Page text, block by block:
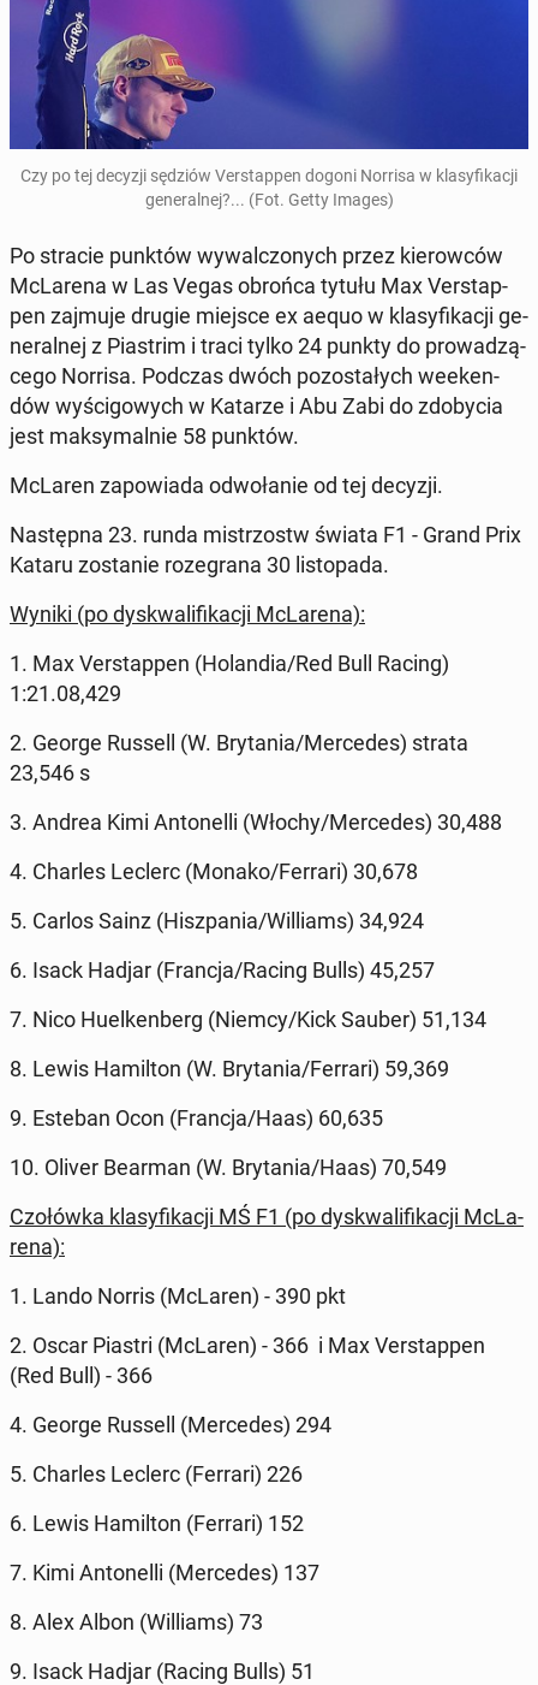
Czy po tej decyzji sędziów Ver­stap­pen dogoni Norrisa w kla­sy­fi­ka­cji
ge­ne­ral­nej?... (Fot. Getty Images)
Po stracie punktów wy­wal­czo­nych przez kie­row­ców
McLa­re­na w Las Vegas obrońca tytułu Max Ver­stap­
pen zajmuje drugie miejsce ex aequo w kla­sy­fi­ka­cji ge­
ne­ral­nej z Pia­strim i traci tylko 24 punkty do pro­wa­dzą­
ce­go Norrisa. Podczas dwóch po­zo­sta­łych week­en­
dów wy­ści­go­wych w Katarze i Abu Zabi do zdo­by­cia
jest mak­sy­mal­nie 58 punktów.
McLaren za­po­wia­da od­wo­ła­nie od tej decyzji.
Na­stęp­na 23. runda mi­strzostw świata F1 - Grand Prix
Kataru zo­sta­nie ro­ze­gra­na 30 li­sto­pa­da.
Wyniki (po dys­kwa­li­fi­ka­cji McLa­re­na):
1. Max Ver­stap­pen (Ho­lan­dia/Red Bull Racing)
1:21.08,429
2. George Russell (W. Bry­ta­nia/Mer­ce­des) strata
23,546 s
3. Andrea Kimi An­to­nel­li (Włochy/Mer­ce­des) 30,488
4. Charles Leclerc (Monako/Ferrari) 30,678
5. Carlos Sainz (Hisz­pa­nia/Wil­liams) 34,924
6. Isack Hadjar (Francja/Racing Bulls) 45,257
7. Nico Hu­el­ken­berg (Niemcy/Kick Sauber) 51,134
8. Lewis Ha­mil­ton (W. Bry­ta­nia/Ferrari) 59,369
9. Esteban Ocon (Francja/Haas) 60,635
10. Oliver Bearman (W. Bry­ta­nia/Haas) 70,549
Czo­łów­ka kla­sy­fi­ka­cji MŚ F1 (po dys­kwa­li­fi­ka­cji McLa­
re­na):
1. Lando Norris (McLaren) - 390 pkt
2. Oscar Piastri (McLaren) - 366 i Max Ver­stap­pen
(Red Bull) - 366
4. George Russell (Mer­ce­des) 294
5. Charles Leclerc (Ferrari) 226
6. Lewis Ha­mil­ton (Ferrari) 152
7. Kimi An­to­nel­li (Mer­ce­des) 137
8. Alex Albon (Wil­liams) 73
9. Isack Hadjar (Racing Bulls) 51